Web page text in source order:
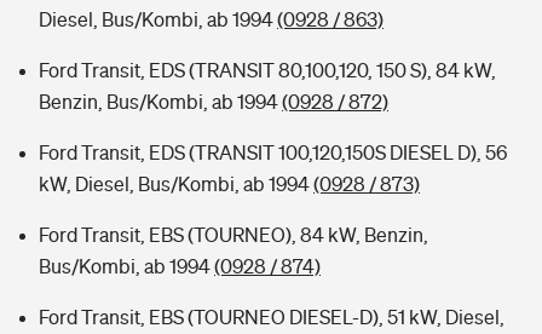
Diesel, Bus/Kombi, ab 1994(0928 / 863)
Ford Transit, EDS (TRANSIT 80,100,120, 150 S), 84 kW,
Benzin, Bus/Kombi, ab 1994(0928 / 872)
Ford Transit, EDS (TRANSIT 100,120,150S DIESEL D), 56
kW, Diesel, Bus/Kombi, ab 1994(0928 / 873)
Ford Transit, EBS (TOURNEO), 84 kW, Benzin,
Bus/Kombi, ab 1994(0928 / 874)
Ford Transit, EBS (TOURNEO DIESEL-D), 51 kW, Diesel,